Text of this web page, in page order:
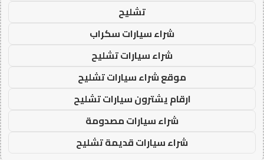
تشليح
شراء سيارات سكراب
شراء سيارات تشليح
موقع شراء سيارات تشليح
ارقام يشترون سيارات تشليح
شراء سيارات مصدومة
شراء سيارات قديمة تشليح